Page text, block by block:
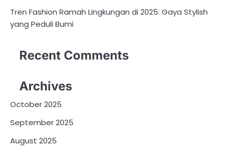
Tren Fashion Ramah Lingkungan di 2025: Gaya Stylish
yang Peduli Bumi
Recent Comments
Archives
October 2025
September 2025
August 2025